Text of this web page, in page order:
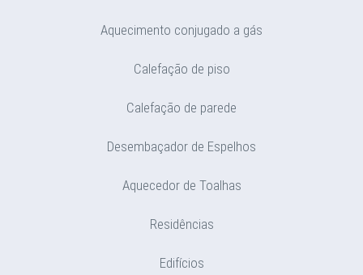
Aquecimento conjugado a gás
Calefação de piso
Calefação de parede
Desembaçador de Espelhos
Aquecedor de Toalhas
Residências
Edifícios